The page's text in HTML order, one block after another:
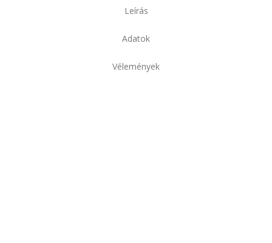
Leírás
Adatok
Vélemények